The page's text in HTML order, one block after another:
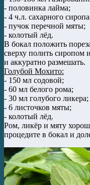
- половинка лайма;
- 4 ч.л. сахарного
- пучок перечной мяты;
- колотый лёд.
В бокал положить
сверху полить сиропом
и аккуратно размешать.
Голубой Мохито:
- 150 мл содовой;
- 60 мл белого рома;
- 30 мл голубого ликера;
- 6 листочков мяты;
- колотый лёд.
Ром, ликёр и мяту
процедите в бокал и